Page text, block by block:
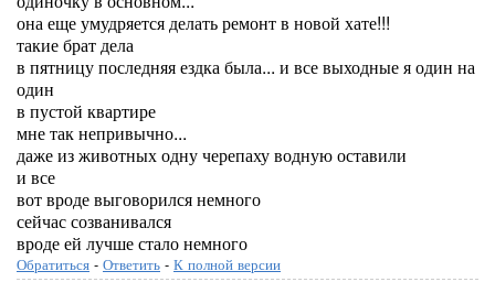
она еще умудряется делать ремонт в новой хате!!!
такие брат дела
в пятницу последняя ездка была... и все выходные я один на
один
в пустой квартире
мне так непривычно...
даже из животных одну черепаху водную оставили
и все
вот вроде выговорился немного
сейчас созванивался
вроде ей лучше стало немного
Обратиться - Ответить - К полной версии